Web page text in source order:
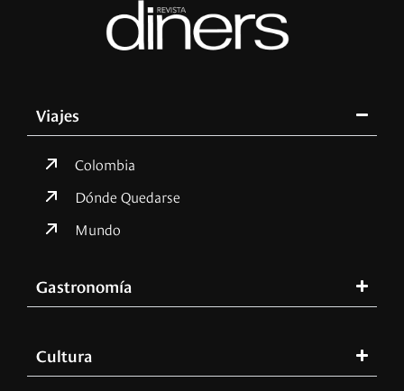
Viajes
Colombia
Dónde Quedarse
Mundo
Gastronomía
Cultura